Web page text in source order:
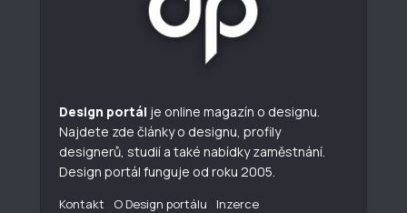
Design portál je online magazín o designu.
Najdete zde články o designu, profily
designerů, studií a také nabídky zaměstnání.
Design portál funguje od roku 2005.
Kontakt O Design portálu Inzerce